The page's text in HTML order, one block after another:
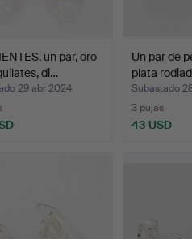
un par, oro
di…
29 abr 2024
Un par de
plata
Subastado
3 pujas
43 USD